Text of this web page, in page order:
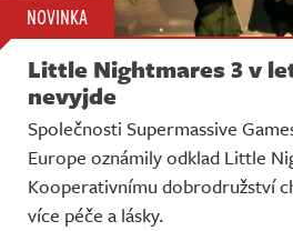
NOVINKA
Little Nightmares 3 v
nevyjde
Společnosti Supermassive
Europe oznámily odklad Little
Kooperativnímu dobrodružství
více péče a lásky.